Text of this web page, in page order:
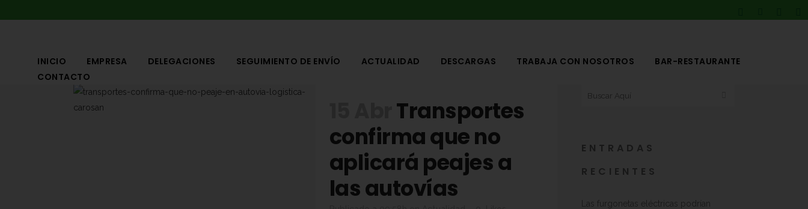
INICIO EMPRESA DELEGACIONES SEGUIMIENTO DE ENVÍO ACTUALIDAD DESCARGAS TRABAJA CON NOSOTROS
BAR-RESTAURANTE
CONTACTO
Transportes
confirma que no
aplicará peajes a
las autovías
ENTRADAS
RECIENTES
Las furgonetas eléctricas podrían